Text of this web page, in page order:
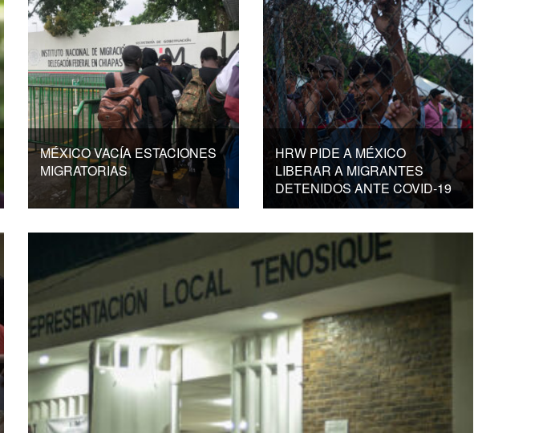
MÉXICO VACÍA ESTACIONES
MIGRATORIAS
HRW PIDE A MÉXICO
LIBERAR A MIGRANTES
DETENIDOS ANTE COVID-19